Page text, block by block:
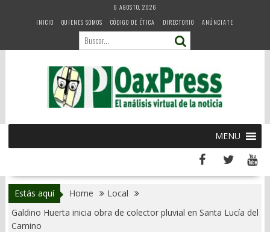
6 AGOSTO, 2026
INICIO
QUIENES SOMOS CÓDIGO DE ÉTICA DIRECTORIO ANÚNCIATE
MENU
Estás aquí Home
Local
Galdino Huerta inicia obra de colector pluvial en Santa Lucía del
Camino